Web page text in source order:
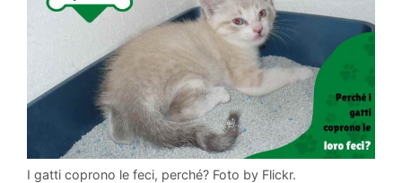
I gatti coprono le feci, perché? Foto by Flickr.